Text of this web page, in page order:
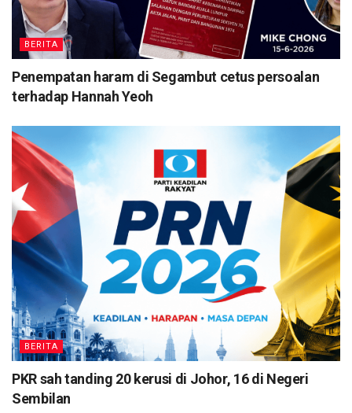
BERITA
Penempatan haram di Segambut cetus persoalan
terhadap Hannah Yeoh
BERITA
PKR sah tanding 20 kerusi di Johor, 16 di Negeri
Sembilan